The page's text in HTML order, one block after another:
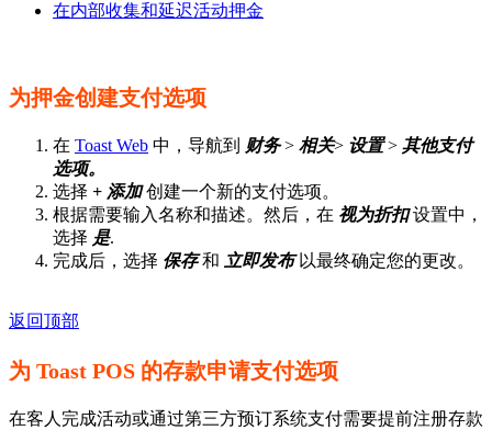
在内部收集和延迟活动押金
为押金创建支付选项
在 Toast Web 中，导航到 财务> 相关> 设置> 其他支付
选项。
选择 + 添加创建一个新的支付选项。
根据需要输入名称和描述。然后，在 视为折扣设置中，
选择 是.
完成后，选择 保存和 立即发布以最终确定您的更改。
返回顶部
为 Toast POS 的存款申请支付选项
在客人完成活动或通过第三方预订系统支付需要提前注册存款